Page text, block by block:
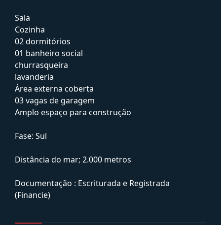
Sala
Cozinha
02 dormitórios
01 banheiro social
churrasqueira
lavanderia
Área externa coberta
03 vagas de garagem
Amplo espaço para construção
Fase: Sul
Distância do mar; 2.000 metros
Documentação : Escriturada e Registrada
(Financie)